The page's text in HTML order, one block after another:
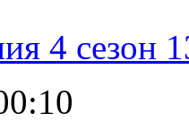
4 сезон